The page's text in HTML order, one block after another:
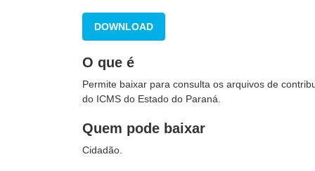
DOWNLOAD
O que é
Permite baixar para consulta os arquivos de
do ICMS do Estado do Paraná.
Quem pode baixar
Cidadão.